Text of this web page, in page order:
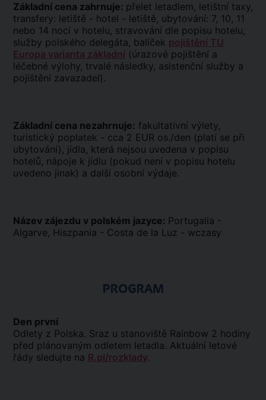
Základní cena zahrnuje: přelet letadlem, letištní taxy,
transfery: letiště - hotel - letiště, ubytování: 7, 10, 11
nebo 14 nocí v hotelu, stravování dle popisu hotelu,
služby polského delegáta, balíček pojištění TU
Europa varianta základní (úrazové pojištění a
léčebné výlohy, trvalé následky, asistenční služby a
pojištění zavazadel).
Základní cena nezahrnuje: fakultativní výlety,
turistický poplatek - cca 2 EUR os./den (platí se při
ubytování), jídla, která nejsou uvedena v popisu
hotelů, nápoje k jídlu (pokud není v popisu hotelu
uvedeno jinak) a další osobní výdaje.
Název zájezdu v polském jazyce: Portugalia -
Algarve, Hiszpania - Costa de la Luz - wczasy
PROGRAM
Den první
Odlety z Polska. Sraz u stanoviště Rainbow 2 hodiny
před plánovaným odletem letadla. Aktuální letové
řády sledujte na R.pl/rozklady.